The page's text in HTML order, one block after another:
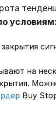
на
Buy